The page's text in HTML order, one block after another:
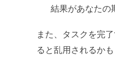
結果があなたの
また、タスクを完
ると乱用されるか